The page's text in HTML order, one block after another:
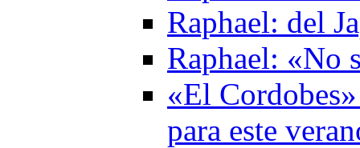
Raphael: del
Raphael: «No
«El
para este